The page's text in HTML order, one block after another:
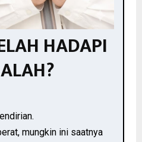
HADAPI
mungkin ini saatnya